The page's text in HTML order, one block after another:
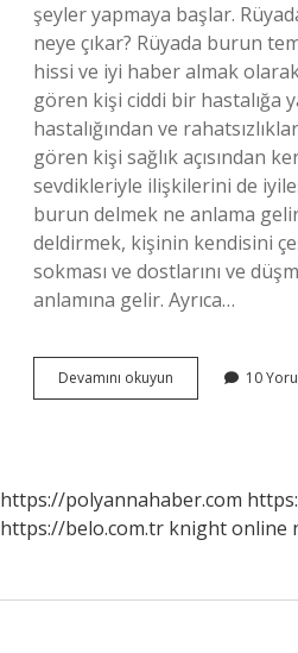
şeyler yapmaya başlar.
neye çıkar? Rüyada burun
hissi ve iyi haber almak
gören kişi ciddi bir hastalığa
hastalığından ve
gören kişi sağlık açısından
sevdikleriyle ilişkilerini de
burun delmek ne anlama
deldirmek, kişinin kendisini
sokması ve dostlarını ve
anlamına gelir. Ayrıca…
Devamını okuyun
Burun
10
https://polyannahaber.com
https://belo.com.tr knight online